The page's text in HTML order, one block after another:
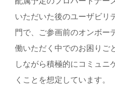
いただいた後のユーザビリ
門で、ご参画前のオンボー
働いただく中でのお困りご
しながら積極的にコミュニ
くことを想定しています。